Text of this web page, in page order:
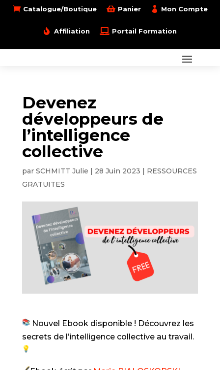
 Catalogue/Boutique  Panier  Mon Compte
 Affiliation  Portail Formation
Devenez
développeurs de
l’intelligence
collective
par SCHMITT Julie | 28 Juin 2023 | RESSOURCES
GRATUITES
Nouvel Ebook disponible ! Découvrez les
secrets de l’intelligence collective au travail.